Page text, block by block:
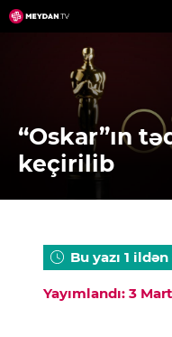
Skip
“Oskar”ın
keçirilib
Bu yazı 1
Yayımlandı: 3